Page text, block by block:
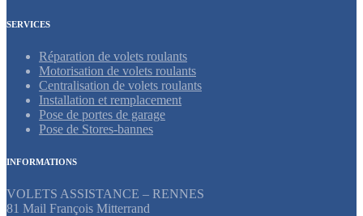
SERVICES
Réparation de volets roulants
Motorisation de volets roulants
Centralisation de volets roulants
Installation et remplacement
Pose de portes de garage
Pose de Stores-bannes
INFORMATIONS
VOLETS ASSISTANCE – RENNES
81 Mail François Mitterrand